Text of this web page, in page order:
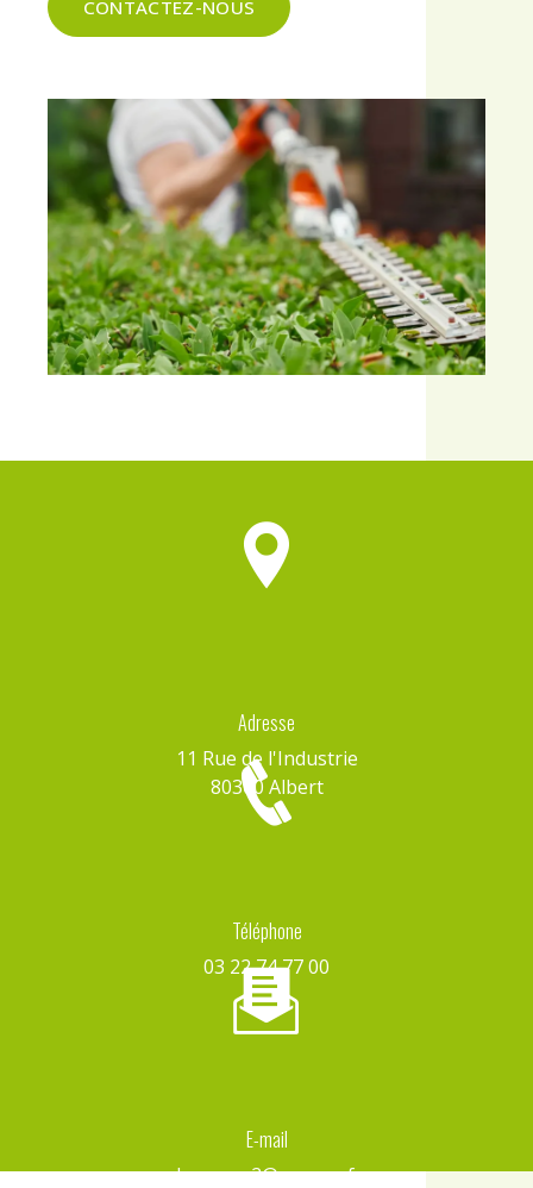
CONTACTEZ-NOUS
Adresse
11 Rue de l'Industrie
80300 Albert
Téléphone
03 22 74 77 00
E-mail
d-capron2@orange.fr